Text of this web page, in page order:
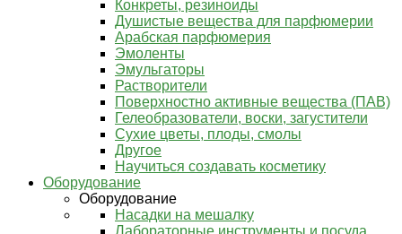
Конкреты, резиноиды
Душистые вещества для парфюмерии
Арабская парфюмерия
Эмоленты
Эмульгаторы
Растворители
Поверхностно активные вещества (ПАВ)
Гелеобразователи, воски, загустители
Сухие цветы, плоды, смолы
Другое
Научиться создавать косметику
Оборудование
Оборудование
Насадки на мешалку
Лабораторные инструменты и посуда